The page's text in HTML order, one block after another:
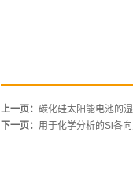
上一页： 碳化硅太阳能电池的
下一页： 用于化学分析的Si各